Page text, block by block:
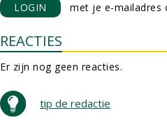
LOGIN met je e-mailadres
REACTIES
Er zijn nog geen reacties.
tip de redactie